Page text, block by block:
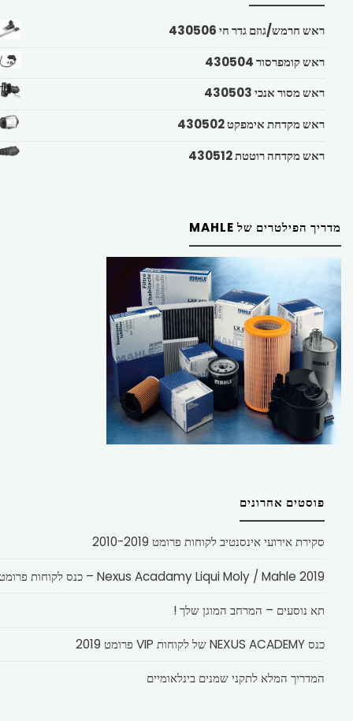
ראש חרמש/גוזם גדר חי 430506
ראש קומפרסור 430504
ראש מסור אנכי 430503
ראש מקדחת אימפקט 430502
ראש מקדחה רוטטת 430512
מדריך הפילטרים של MAHLE
פוסטים אחרונים
סקירת אירועי אינסנטיב לקוחות פרומט 2010-2019
Nexus Acadamy Liqui Moly / Mahle 2019 – כנס לקוחות פרומט
תא נוסעים – המרחב המוגן שלך !
כנס NEXUS ACADEMY של לקוחות VIP פרומט 2019
המדריך המלא לתקני שמנים בינלאומיים